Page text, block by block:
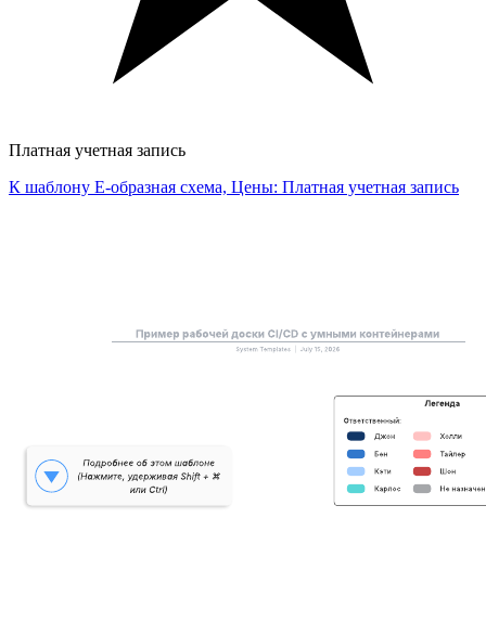
Платная учетная запись
К шаблону E-образная схема, Цены: Платная учетная запись